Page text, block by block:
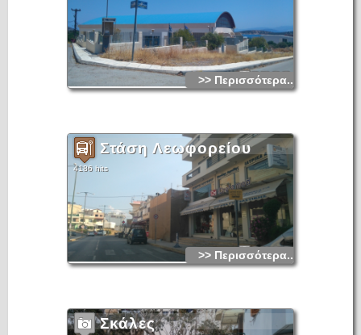
>> Περισσότερα...
Στάση Λεωφορείου
4186 hits
>> Περισσότερα...
Σκάλες